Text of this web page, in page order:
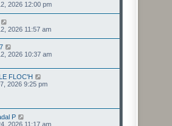
2026 12:00 pm
2026 11:57 am
2026 10:37 am
FLOC'H
2026 9:25 pm
P
2026 11:17 am